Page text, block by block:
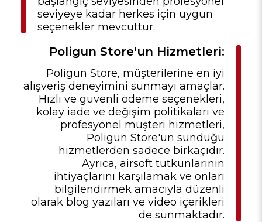
seviyeye kadar herkes için uygun
seçenekler mevcuttur.
Poligun Store'un Hizmetleri:
Poligun Store, müşterilerine en iyi
alışveriş deneyimini sunmayı amaçlar.
Hızlı ve güvenli ödeme seçenekleri,
kolay iade ve değişim politikaları ve
profesyonel müşteri hizmetleri,
Poligun Store'un sunduğu
hizmetlerden sadece birkaçıdır.
Ayrıca, airsoft tutkunlarının
ihtiyaçlarını karşılamak ve onları
bilgilendirmek amacıyla düzenli
olarak blog yazıları ve video içerikleri
de sunmaktadır.